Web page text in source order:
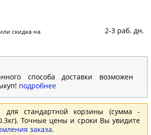
скидка на
2-3 раб. дн.
способа доставки возможен
подробнее
для стандартной корзины (сумма -
Точные цены и сроки Вы увидите
заказа.